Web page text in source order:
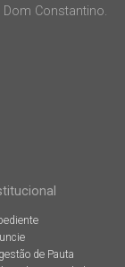
Constantino.
de Pauta